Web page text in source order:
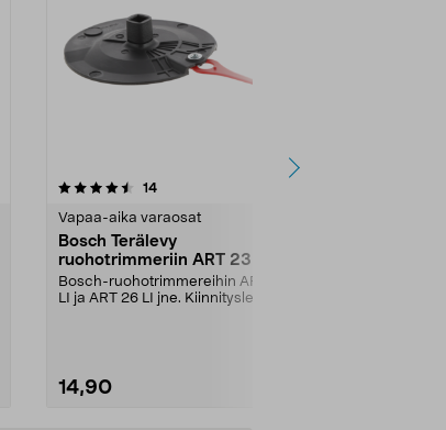
14arvostelut
Vapaa-aika varaosat
Bosch Terälevy
ruohotrimmeriin ART 23 LI /
ART 26 LI
Bosch-ruohotrimmereihin ART 23
LI ja ART 26 LI jne. Kiinnityslevy
14,90
4.5 viidestä